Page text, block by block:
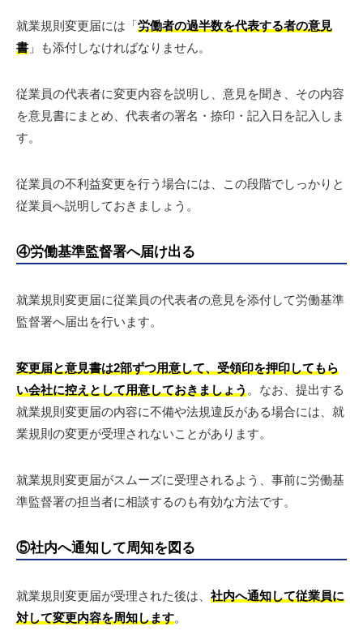
就業規則変更届には「労働者の過半数を代表する者の意見
書 」も添付しなければなりません。
従業員の代表者に変更内容を説明し、意見を聞き、その内容
を意見書にまとめ、代表者の署名・捺印・記入日を記入しま
す。
従業員の不利益変更を行う場合には、この段階でしっかりと
従業員へ説明しておきましょう。
④労働基準監督署へ届け出る
就業規則変更届に従業員の代表者の意見を添付して労働基準
監督署へ届出を行います。
変更届と意見書は2部ずつ用意して、受領印を押印してもら
い会社に控えとして用意しておきましょう。なお、提出する
就業規則変更届の内容に不備や法規違反がある場合には、就
業規則の変更が受理されないことがあります。
就業規則変更届がスムーズに受理されるよう、事前に労働基
準監督署の担当者に相談するのも有効な方法です。
⑤社内へ通知して周知を図る
就業規則変更届が受理された後は、 社内へ通知して従業員に
対して変更内容を周知します。